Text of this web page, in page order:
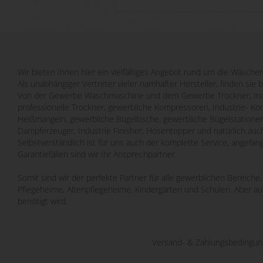
Wir bieten Ihnen hier ein vielfältiges Angebot rund um die
Als unabhängiger Vertreter vieler namhafter Hersteller, finden
Von der Gewerbe Waschmaschine und dem Gewerbe
professionelle Trockner, gewerbliche Kompressoren, Industrie-
Heißmangeln, gewerbliche Bügeltische, gewerbliche
Dampferzeuger, Industrie Finisher, Hosentopper und natürlich
Selbstverständlich ist für uns auch der komplette Service,
Garantiefällen sind wir Ihr Ansprechpartner.
Somit sind wir der perfekte Partner für alle gewerblichen
Pflegeheime, Altenpflegeheime, Kindergärten und Schulen.
benötigt wird.
Versand- &